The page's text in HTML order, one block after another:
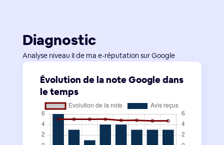
Diagnostic
Analyse niveau II de ma e-réputation sur Google
Évolution de la note Google dans
le temps